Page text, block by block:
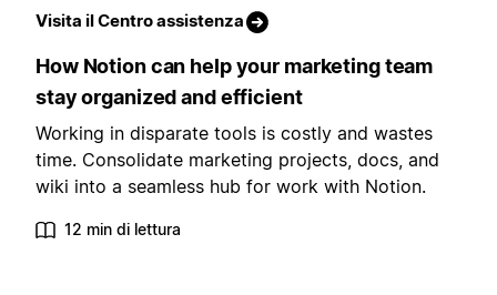
Visita il Centro assistenza
How Notion can help your marketing team
stay organized and efficient
Working in disparate tools is costly and wastes
time. Consolidate marketing projects, docs, and
wiki into a seamless hub for work with Notion.
12 min di lettura